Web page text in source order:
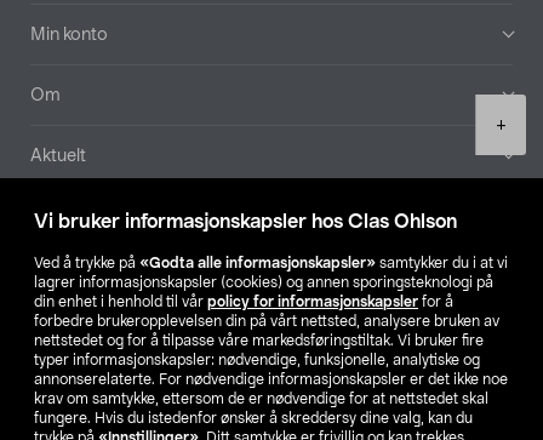
Vi bruker informasjonskapsler hos Clas Ohlson
Ved å trykke på «Godta alle informasjonskapsler» samtykker du i at vi
lagrer informasjonskapsler (cookies) og annen sporingsteknologi på
din enhet i henhold til vår policy for informasjonskapsler for å
forbedre brukeropplevelsen din på vårt nettsted, analysere bruken av
nettstedet og for å tilpasse våre markedsføringstiltak. Vi bruker fire
typer informasjonskapsler: nødvendige, funksjonelle, analytiske og
annonserelaterte. For nødvendige informasjonskapsler er det ikke noe
krav om samtykke, ettersom de er nødvendige for at nettstedet skal
fungere. Hvis du istedenfor ønsker å skreddersy dine valg, kan du
+
Min konto
Om
Aktuelt
Våre selskaper
Finn din butikk
SE NO FI